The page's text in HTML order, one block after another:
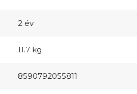
2 év
11.7 kg
8590792055811